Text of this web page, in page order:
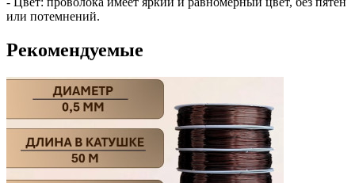
или потемнений.
Рекомендуемые